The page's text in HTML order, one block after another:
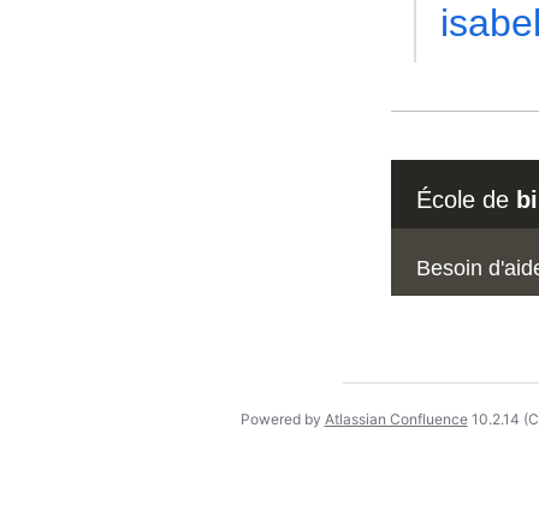
École de
Besoin
Powered by Atlassian Confluence 10.2.14